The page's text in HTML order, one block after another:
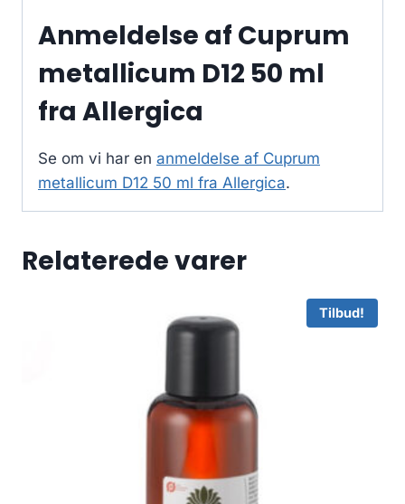
Anmeldelse af Cuprum
metallicum D12 50 ml
fra Allergica
Se om vi har en anmeldelse af Cuprum
metallicum D12 50 ml fra Allergica.
Relaterede varer
Tilbud!